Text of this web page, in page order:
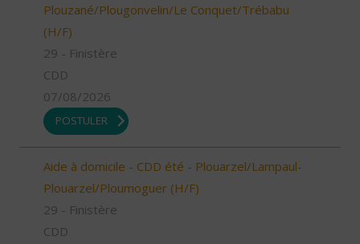
Plouzané/Plougonvelin/Le Conquet/Trébabu
(H/F)
29 - Finistère
CDD
07/08/2026
POSTULER
Aide à domicile - CDD été - Plouarzel/Lampaul-
Plouarzel/Ploumoguer (H/F)
29 - Finistère
CDD